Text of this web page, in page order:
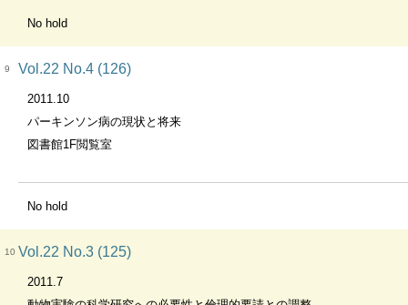
No hold
9 Vol.22 No.4 (126)
2011.10
パーキンソン病の現状と将来
図書館1F閲覧室
No hold
10 Vol.22 No.3 (125)
2011.7